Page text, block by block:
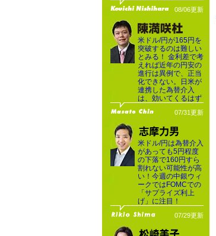
08/06更新
米ドル/円が165円を
突破するのは難しい
とみる！ 金利差で考
えれば近年の円安の
進行は異例で、正当
化できない。日米が
連携した為替介入
は、効いてくるはず
07/31更新
米ドル/円は為替介入
があっても5円程度
の下落で160円すら
割れない可能性が高
い！今週の中銀ウィ
ークではFOMCでの
「サプライズ利上
げ」に注目！
07/29更新